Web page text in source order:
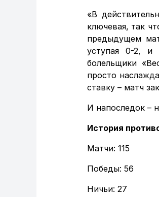
«В
ключевая, так
предыдущем
уступая 0-2, и
болельщики
просто
ставку – матч
И напоследок –
История
Матчи: 115
Победы: 56
Ничьи: 27